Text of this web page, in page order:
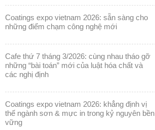
coatings expo vietnam 2026: sẵn sàng cho
những điểm chạm công nghệ mới
cafe thứ 7 tháng 3/2026: cùng nhau tháo gỡ
những “bài toán” mới của luật hóa chất và
các nghị định
coatings expo vietnam 2026: khẳng định vị
thế ngành sơn & mực in trong kỷ nguyên bền
vững